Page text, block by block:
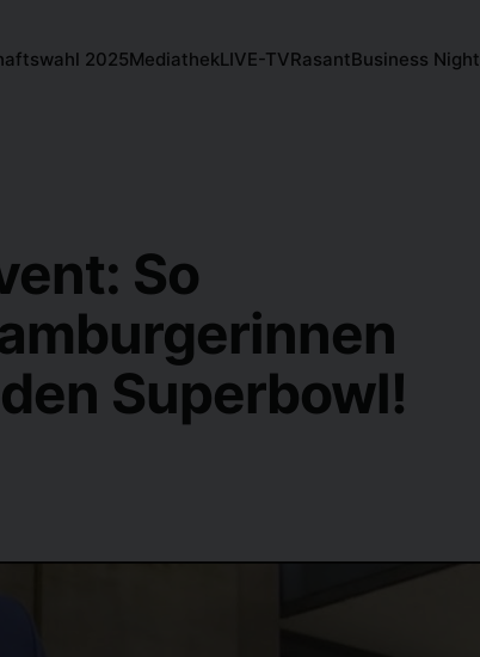
2025MediathekLIVE-TVRasantBusiness Night
So
Superbowl!